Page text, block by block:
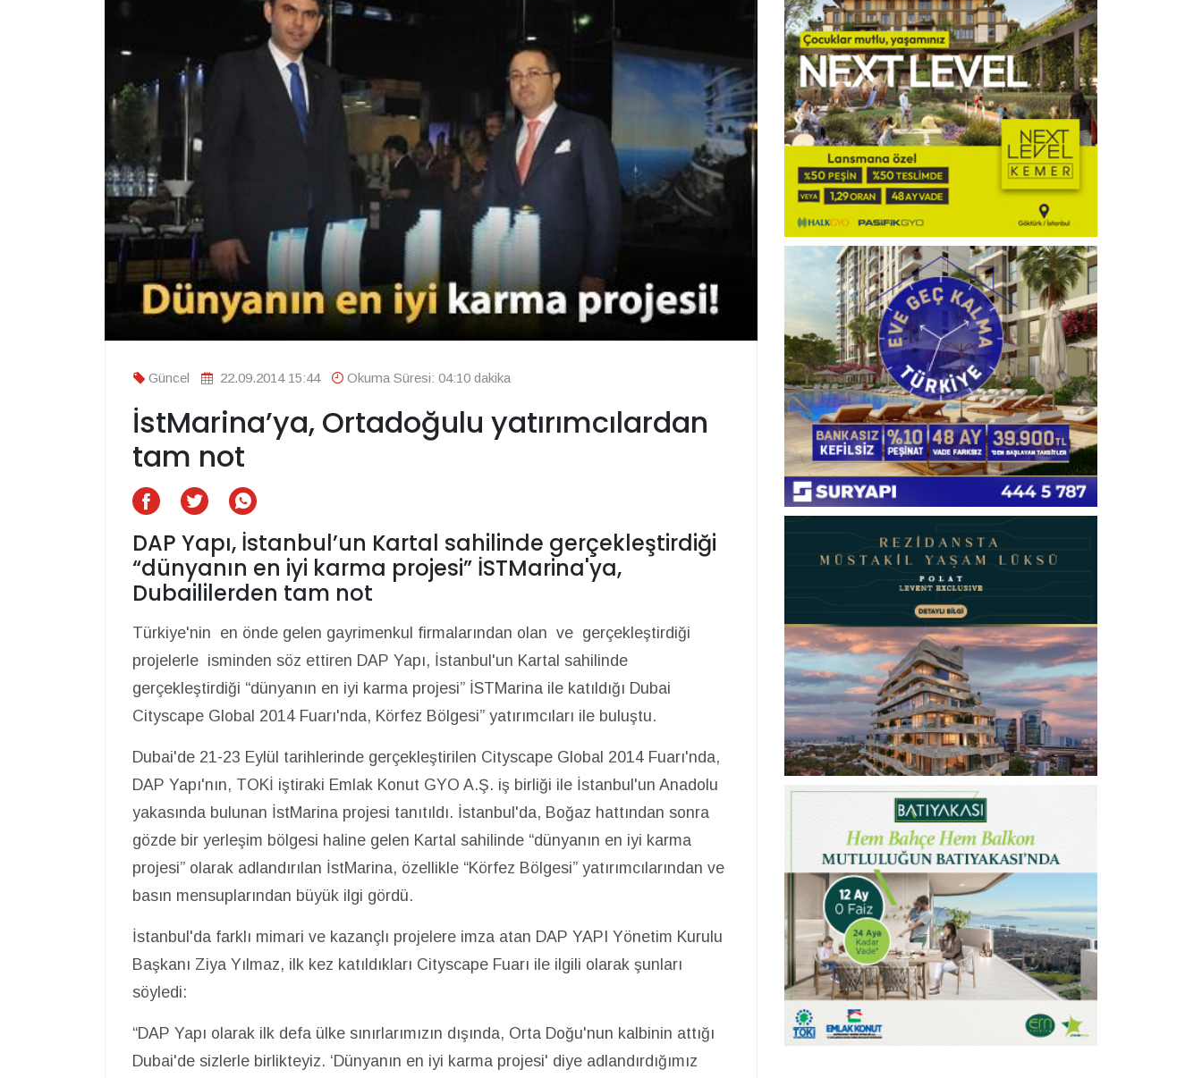
Güncel 22.09.2014 15:44 Okuma Süresi: 04:10 dakika
İstMarina’ya, Ortadoğulu yatırımcılardan
tam not
DAP Yapı, İstanbul’un Kartal sahilinde gerçekleştirdiği
“dünyanın en iyi karma projesi” İSTMarina'ya,
Dubaililerden tam not
Türkiye'nin en önde gelen gayrimenkul firmalarından olan ve gerçekleştirdiği
projelerle isminden söz ettiren DAP Yapı, İstanbul'un Kartal sahilinde
gerçekleştirdiği “dünyanın en iyi karma projesi” İSTMarina ile katıldığı Dubai
Cityscape Global 2014 Fuarı'nda, Körfez Bölgesi” yatırımcıları ile buluştu.
Dubai'de 21-23 Eylül tarihlerinde gerçekleştirilen Cityscape Global 2014 Fuarı'nda,
DAP Yapı'nın, TOKİ iştiraki Emlak Konut GYO A.Ş. iş birliği ile İstanbul'un Anadolu
yakasında bulunan İstMarina projesi tanıtıldı. İstanbul'da, Boğaz hattından sonra
gözde bir yerleşim bölgesi haline gelen Kartal sahilinde “dünyanın en iyi karma
projesi” olarak adlandırılan İstMarina, özellikle “Körfez Bölgesi” yatırımcılarından ve
basın mensuplarından büyük ilgi gördü.
İstanbul'da farklı mimari ve kazançlı projelere imza atan DAP YAPI Yönetim Kurulu
Başkanı Ziya Yılmaz, ilk kez katıldıkları Cityscape Fuarı ile ilgili olarak şunları
söyledi:
“DAP Yapı olarak ilk defa ülke sınırlarımızın dışında, Orta Doğu'nun kalbinin attığı
Dubai'de sizlerle birlikteyiz. ‘Dünyanın en iyi karma projesi' diye adlandırdığımız